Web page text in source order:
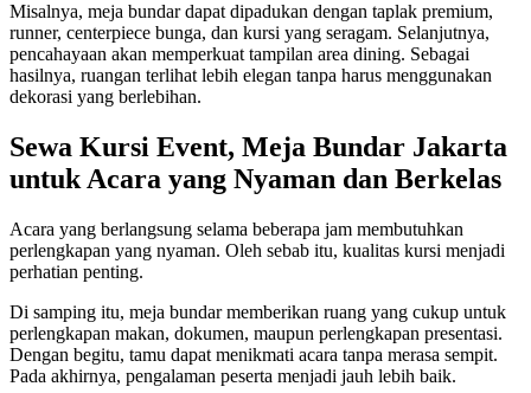
Misalnya, meja bundar dapat dipadukan dengan taplak premium,
runner, centerpiece bunga, dan kursi yang seragam. Selanjutnya,
pencahayaan akan memperkuat tampilan area dining. Sebagai
hasilnya, ruangan terlihat lebih elegan tanpa harus menggunakan
dekorasi yang berlebihan.
Sewa Kursi Event, Meja Bundar Jakarta
untuk Acara yang Nyaman dan Berkelas
Acara yang berlangsung selama beberapa jam membutuhkan
perlengkapan yang nyaman. Oleh sebab itu, kualitas kursi menjadi
perhatian penting.
Di samping itu, meja bundar memberikan ruang yang cukup untuk
perlengkapan makan, dokumen, maupun perlengkapan presentasi.
Dengan begitu, tamu dapat menikmati acara tanpa merasa sempit.
Pada akhirnya, pengalaman peserta menjadi jauh lebih baik.